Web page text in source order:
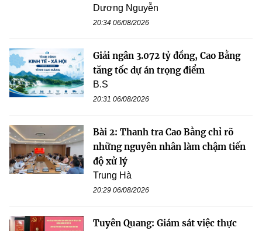
Dương Nguyễn
20:34 06/08/2026
Giải ngân 3.072 tỷ đồng, Cao Bằng
tăng tốc dự án trọng điểm
B.S
20:31 06/08/2026
Bài 2: Thanh tra Cao Bằng chỉ rõ
những nguyên nhân làm chậm tiến
độ xử lý
Trung Hà
20:29 06/08/2026
Tuyên Quang: Giám sát việc thực